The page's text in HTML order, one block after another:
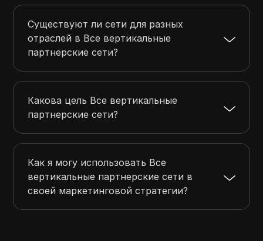
Существуют ли сети для разных
отраслей в Все вертикальные
партнерские сети?
Какова цель Все вертикальные
партнерские сети?
Как я могу использовать Все
вертикальные партнерские сети в
своей маркетинговой стратегии?